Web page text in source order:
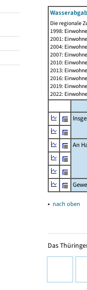
Die regionale
1998:
2001:
2004:
2007:
2010:
2013:
2016:
2019:
2022:
An
▴ nach oben
Das